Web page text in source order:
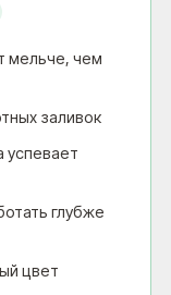
мельче, чем
заливок
глубже
цвет